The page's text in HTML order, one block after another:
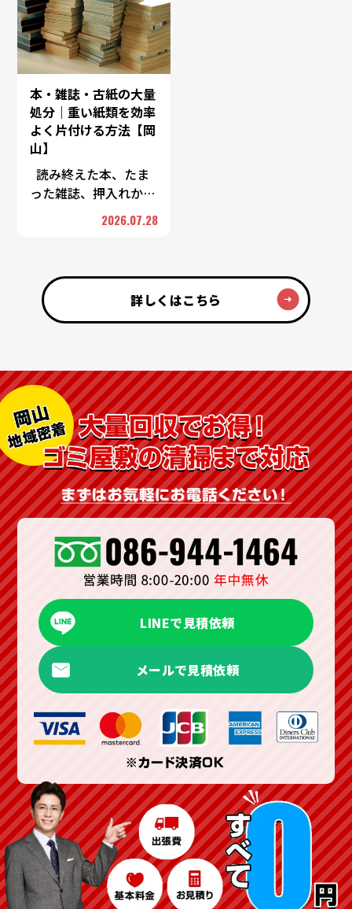
…
本・雑誌・古紙の大量
処分｜重い紙類を効率
よく片付ける方法【岡
山】
読み終えた本、たま
った雑誌、押入れから
出てきた古い書類——
紙類は一つひとつは軽
す。「重くて運べな
い」 …
2026.07.28
詳しくはこちら
LINEで見積依頼
メールで見積依頼